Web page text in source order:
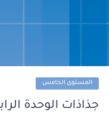
المستوى الخامس
جذاذات الوحدة